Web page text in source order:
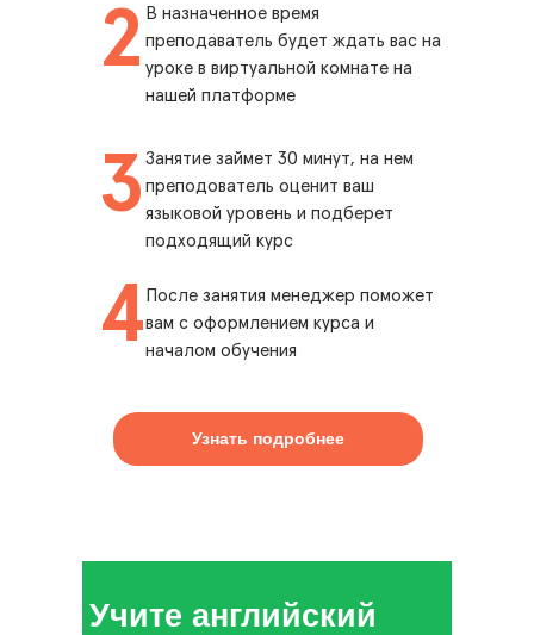
2 В назначенное время
преподаватель будет ждать вас на
уроке в виртуальной комнате на
нашей платформе
3 Занятие займет 30 минут, на нем
преподователь оценит ваш
языковой уровень и подберет
подходящий курс
4 После занятия менеджер поможет
вам с оформлением курса и
началом обучения
Узнать подробнее
Учите английский